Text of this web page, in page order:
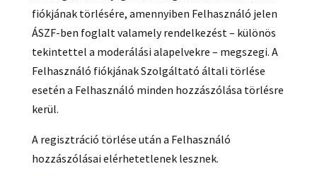
fiókjának törlésére, amennyiben Felhasználó jelen
ÁSZF-ben foglalt valamely rendelkezést – különös
tekintettel a moderálási alapelvekre – megszegi. A
Felhasználó fiókjának Szolgáltató általi törlése
esetén a Felhasználó minden hozzászólása törlésre
kerül.
A regisztráció törlése után a Felhasználó
hozzászólásai elérhetetlenek lesznek.